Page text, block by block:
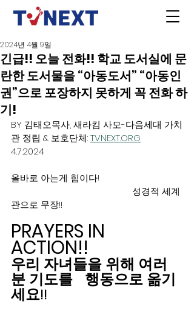
긴급!! 오늘 전화!! 학교 도서실에 문
란한 도서물을 “아동도서” “아동인
권”으로 포장하지 못하게 꼭 전화 하
기!
2024년 4월 9일
BY 김태오목사, 새라킴 사모-다음세대 가치
관 정립 & 보호단체: TVNEXT.ORG
4.7.2024
올바로 아는게 힘이다!
관으로 무장!!
PRAYERS IN
ACTION!!
우리 자녀들을 위해 여러
분 기도를 행동으로 옮기
세요!!